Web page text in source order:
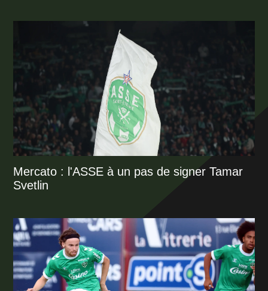
Mercato : l'ASSE à un pas de signer Tamar
Svetlin